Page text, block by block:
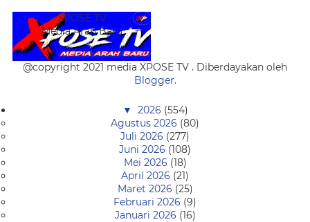
XPOSE TV
Media Arah Baru
@copyright 2021 media XPOSE TV . Diberdayakan oleh
Blogger.
▼ 2026 (554)
Agustus 2026 (80)
Juli 2026 (277)
Juni 2026 (108)
Mei 2026 (18)
April 2026 (21)
Maret 2026 (25)
Februari 2026 (9)
Januari 2026 (16)